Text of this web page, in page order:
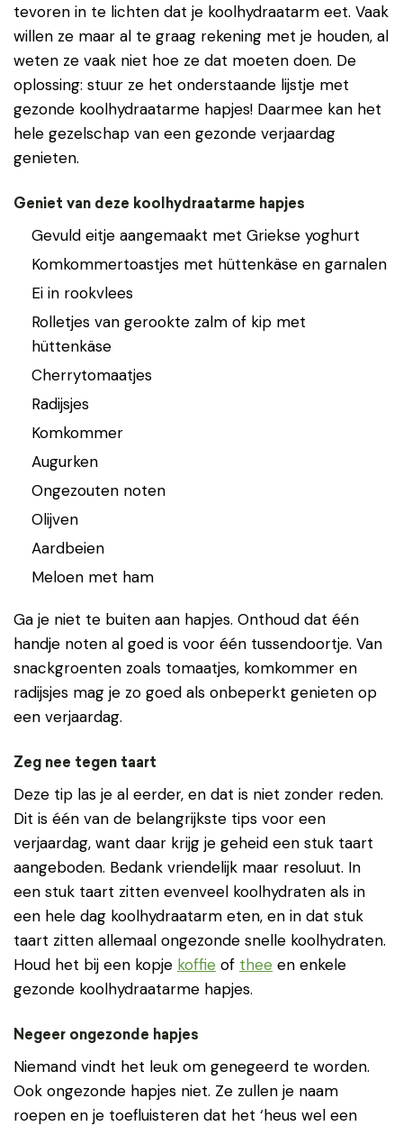
tevoren in te lichten dat je koolhydraatarm eet. Vaak
willen ze maar al te graag rekening met je houden, al
weten ze vaak niet hoe ze dat moeten doen. De
oplossing: stuur ze het onderstaande lijstje met
gezonde koolhydraatarme hapjes! Daarmee kan het
hele gezelschap van een gezonde verjaardag
genieten.
Geniet van deze koolhydraatarme hapjes
Gevuld eitje aangemaakt met Griekse yoghurt
Komkommertoastjes met hüttenkäse en garnalen
Ei in rookvlees
Rolletjes van gerookte zalm of kip met
hüttenkäse
Cherrytomaatjes
Radijsjes
Komkommer
Augurken
Ongezouten noten
Olijven
Aardbeien
Meloen met ham
Ga je niet te buiten aan hapjes. Onthoud dat één
handje noten al goed is voor één tussendoortje. Van
snackgroenten zoals tomaatjes, komkommer en
radijsjes mag je zo goed als onbeperkt genieten op
een verjaardag.
Zeg nee tegen taart
Deze tip las je al eerder, en dat is niet zonder reden.
Dit is één van de belangrijkste tips voor een
verjaardag, want daar krijg je geheid een stuk taart
aangeboden. Bedank vriendelijk maar resoluut. In
een stuk taart zitten evenveel koolhydraten als in
een hele dag koolhydraatarm eten, en in dat stuk
taart zitten allemaal ongezonde snelle koolhydraten.
Houd het bij een kopje koffie of thee en enkele
gezonde koolhydraatarme hapjes.
Negeer ongezonde hapjes
Niemand vindt het leuk om genegeerd te worden.
Ook ongezonde hapjes niet. Ze zullen je naam
roepen en je toefluisteren dat het ‘heus wel een